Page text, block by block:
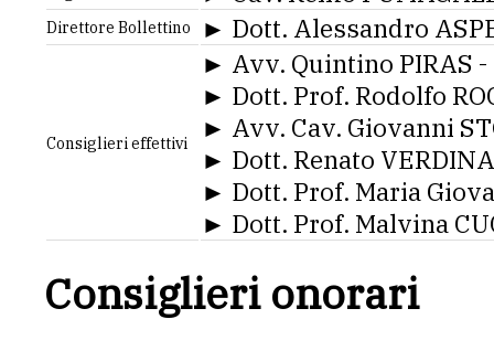
Direttore Bollettino ► Dott. Alessandro
Consiglieri effettivi
► Avv. Quintino PIRAS
► Dott. Prof. Rodolfo
► Avv. Cav. Giovanni
► Dott. Renato
► Dott. Prof. Maria
► Dott. Prof. Malvina
Consiglieri onorari